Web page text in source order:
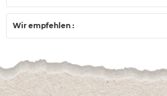
Wir empfehlen :